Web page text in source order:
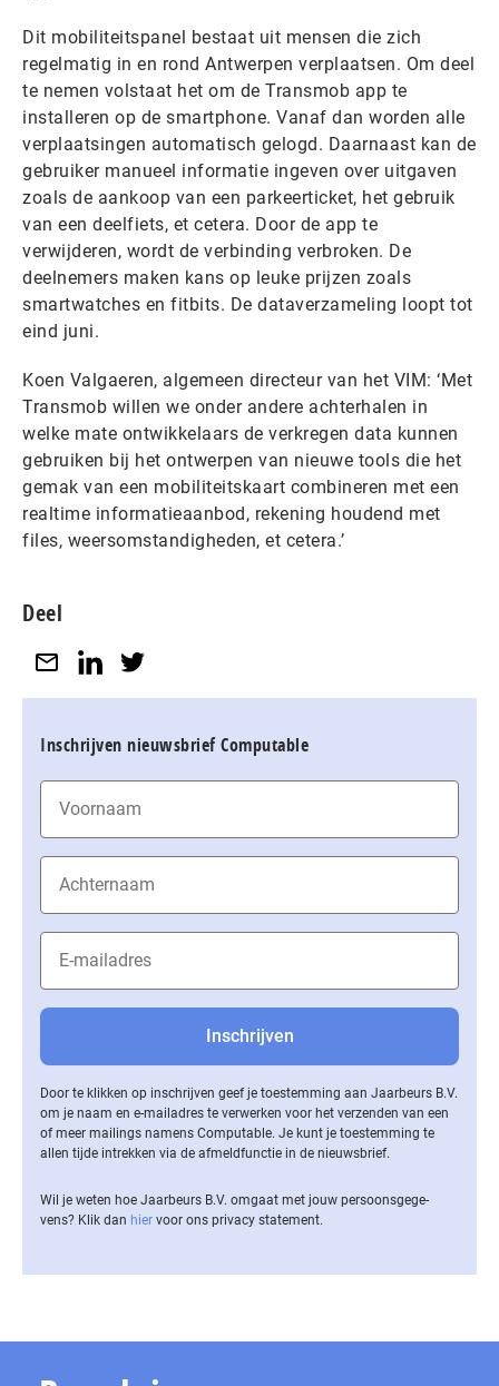
Dit mobiliteitspanel bestaat uit mensen die zich
regelmatig in en rond Antwerpen verplaatsen. Om deel
te nemen volstaat het om de Transmob app te
installeren op de smartphone. Vanaf dan worden alle
verplaatsingen automatisch gelogd. Daarnaast kan de
gebruiker manueel informatie ingeven over uitgaven
zoals de aankoop van een parkeerticket, het gebruik
van een deelfiets, et cetera. Door de app te
verwijderen, wordt de verbinding verbroken. De
deelnemers maken kans op leuke prijzen zoals
smartwatches en fitbits. De dataverzameling loopt tot
eind juni.
Koen Valgaeren, algemeen directeur van het VIM: ‘Met
Transmob willen we onder andere achterhalen in
welke mate ontwikkelaars de verkregen data kunnen
gebruiken bij het ontwerpen van nieuwe tools die het
gemak van een mobiliteitskaart combineren met een
realtime informatieaanbod, rekening houdend met
files, weersomstandigheden, et cetera.’
Deel
Inschrijven nieuwsbrief Computable
Door te klikken op inschrijven geef je toestemming aan Jaarbeurs B.V.
om je naam en e-mailadres te verwerken voor het verzenden van een
of meer mailings namens Computable. Je kunt je toestemming te
allen tijde intrekken via de af­meld­func­tie in de nieuwsbrief.
Wil je weten hoe Jaarbeurs B.V. omgaat met jouw per­soons­ge­ge­
vens? Klik dan hier voor ons privacy statement.